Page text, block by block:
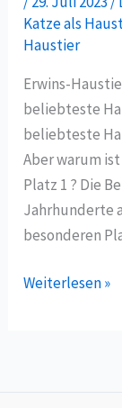
Katze als
Haustier
Erwins-
beliebteste
beliebteste
Aber warum
Platz 1 ? Die
Jahrhunderte
besonderen
Weiterlesen »